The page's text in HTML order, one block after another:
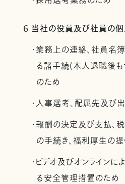
6 当社の役員及び社員の
・業務上の連絡、社員名
る諸手続(本人退職後
のため
・人事選考、配属先及び
・報酬の決定及び支払、
の手続き、福利厚生の
・ビデオ及びオンライン
る安全管理措置のため